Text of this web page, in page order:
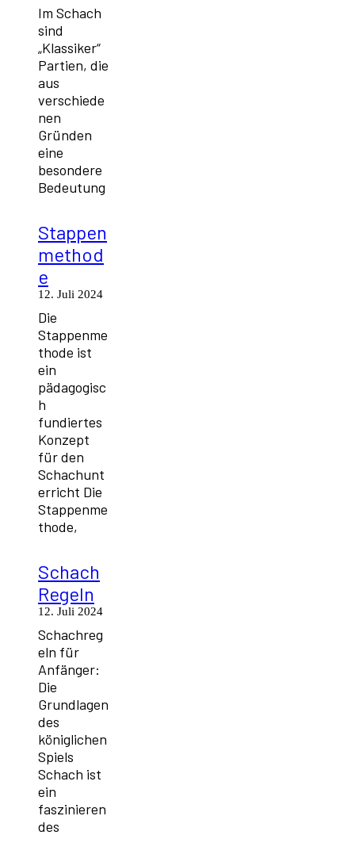
Im Schach
sind
„Klassiker“
Partien, die
aus
verschiede
nen
Gründen
eine
besondere
Bedeutung
Stappen
method
e
12. Juli 2024
Die
Stappenme
thode ist
ein
pädagogisc
h
fundiertes
Konzept
für den
Schachunt
erricht Die
Stappenme
thode,
Schach
Regeln
12. Juli 2024
Schachreg
eln für
Anfänger:
Die
Grundlagen
des
königlichen
Spiels
Schach ist
ein
faszinieren
des